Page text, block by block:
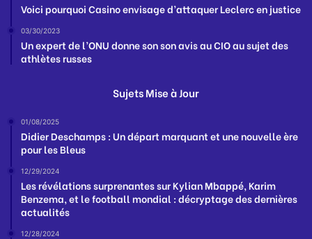
Voici pourquoi Casino envisage d’attaquer Leclerc en justice
03/30/2023
Un expert de l’ONU donne son son avis au CIO au sujet des
athlètes russes
Sujets Mise à Jour
01/08/2025
Didier Deschamps : Un départ marquant et une nouvelle ère
pour les Bleus
12/29/2024
Les révélations surprenantes sur Kylian Mbappé, Karim
Benzema, et le football mondial : décryptage des dernières
actualités
12/28/2024